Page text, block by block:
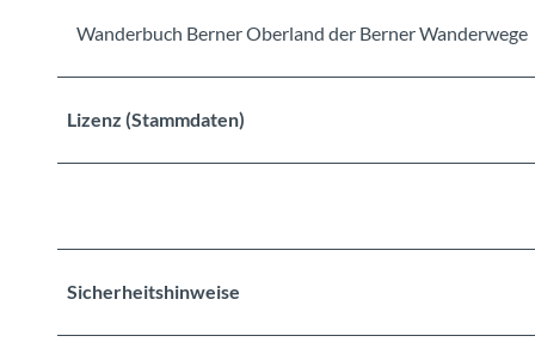
Wanderbuch Berner Oberland der Berner Wanderwege
Lizenz (Stammdaten)
Sicherheitshinweise